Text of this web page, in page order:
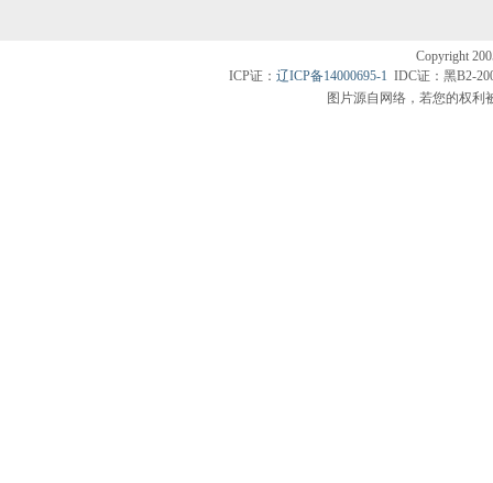
ICP证： 辽ICP备14000695-1 IDC证：黑B2-
图片源自网络，若您的权利